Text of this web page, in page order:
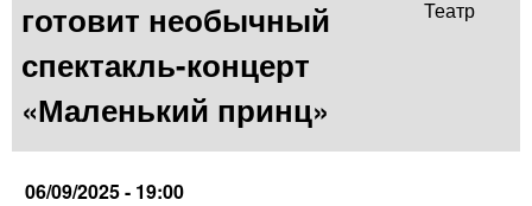
готовит необычный
спектакль-концерт
«Маленький принц»
Театр
06/09/2025 - 19:00